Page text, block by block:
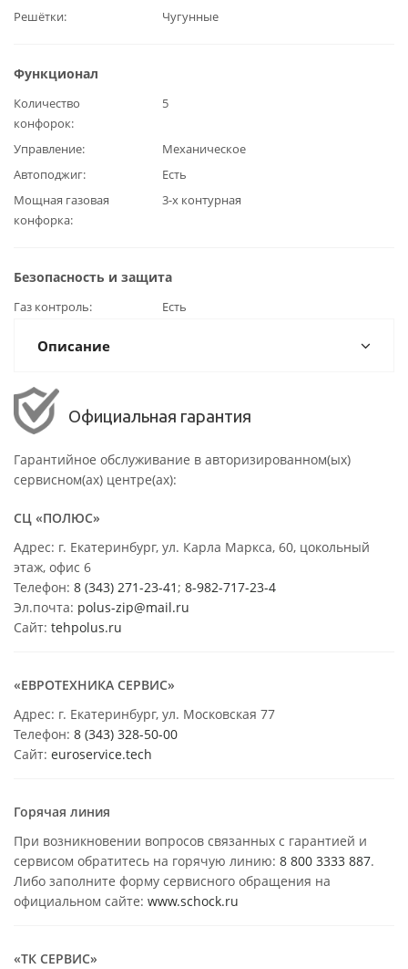
Решётки
Чугунные
Функционал
Количество
конфорок
5
Управление
Механическое
Автоподжиг
Есть
Мощная газовая
конфорка
3-х контурная
Безопасность и защита
Газ контроль Есть
Описание
Официальная гарантия
Гарантийное обслуживание в авторизированном(ых)
сервисном(ах) центре(ах):
СЦ «ПОЛЮС»
Адрес: г. Екатеринбург, ул. Карла Маркса, 60, цокольный
этаж, офис 6
Телефон: 8 (343) 271-23-41 ; 8-982-717-23-4
Эл.почта: polus-zip@mail.ru
Сайт: tehpolus.ru
«ЕВРОТЕХНИКА СЕРВИС»
Адрес: г. Екатеринбург, ул. Московская 77
Телефон: 8 (343) 328-50-00
Сайт: euroservice.tech
Горячая линия
При возникновении вопросов связанных с гарантией и
сервисом обратитесь на горячую линию: 8 800 3333 887.
Либо заполните форму сервисного обращения на
официальном сайте: www.schock.ru
«ТК СЕРВИС»